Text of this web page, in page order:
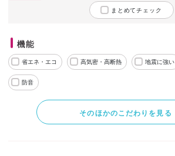
まとめてチェック
機能
省エネ・エコ 高気密・高断熱 地震に強い
防音
そのほかのこだわりを見る